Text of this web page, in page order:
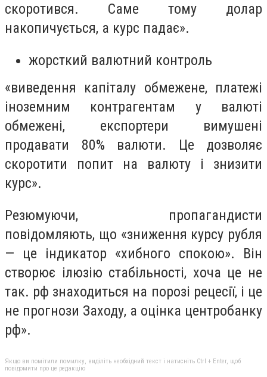
скоротився. Саме тому долар
накопичується, а курс падає».
жорсткий валютний контроль
«виведення капіталу обмежене, платежі
іноземним контрагентам у валюті
обмежені, експортери вимушені
продавати 80% валюти. Це дозволяє
скоротити попит на валюту і знизити
курс».
Резюмуючи, пропагандисти
повідомляють, що «зниження курсу рубля
— це індикатор «хибного спокою». Він
створює ілюзію стабільності, хоча це не
так. рф знаходиться на порозі рецесії, і це
не прогнози Заходу, а оцінка центробанку
рф».
Якщо ви помітили помилку, виділіть необхідний текст і натисніть Ctrl + Enter, щоб
повідомити про це редакцію